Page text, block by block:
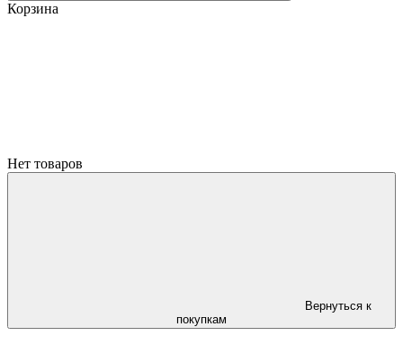
Корзина
Нет товаров
Вернуться к
покупкам